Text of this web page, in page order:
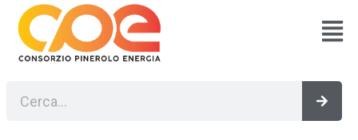
contenuto